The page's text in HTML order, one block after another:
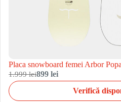
Placa snowboard femei Arbor
1.999 lei899 lei
Verifică